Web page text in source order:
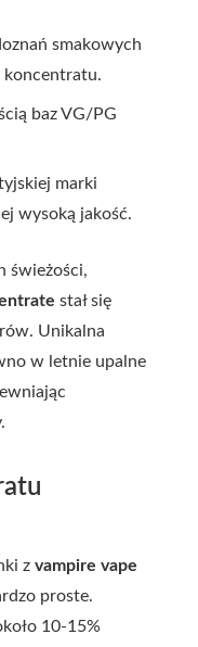
smakowych
koncentratu.
baz VG/PG
marki
wysoką jakość.
świeżości,
stał się
Unikalna
w letnie upalne
z vampire vape
proste.
10-15%